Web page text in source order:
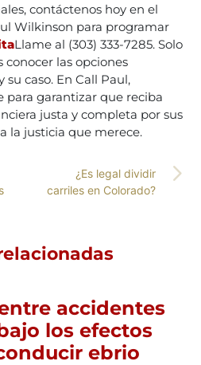
contáctenos hoy en el
Wilkinson para programar
Llame al (303) 333-7285. Solo
las opciones
caso. En Call Paul,
para garantizar que reciba
justa y completa por sus
la justicia que merece.
¿Es legal dividir
carriles en Colorado?
accidentes
los efectos
ebrio